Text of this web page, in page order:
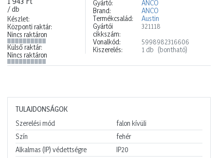
/ db
Készlet:
Központi raktár:
Nincs raktáron
Külső raktár:
Nincs raktáron
Gyártó:
ANCO
Brand:
ANCO
Termékcsalád:
Austin
Gyártói
cikkszám:
321118
Vonalkód:
5998982316606
Kiszerelés:
1 db (bontható)
TULAJDONSÁGOK
Szerelési mód
falon kívüli
Szín
fehér
Alkalmas (IP) védettségre
IP20